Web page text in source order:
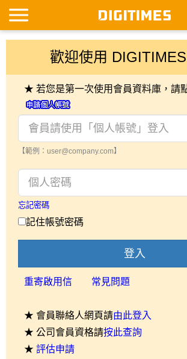
歡迎使用
★ 若您是第一次使用會員資料庫，請
【範例：user@company.com】
忘記密碼
記住帳號密碼
登入
重寄啟用信 常見問題
★ 會員聯絡人網頁請由此登入
★ 公司會員資格請按此查詢
★ 評估申請